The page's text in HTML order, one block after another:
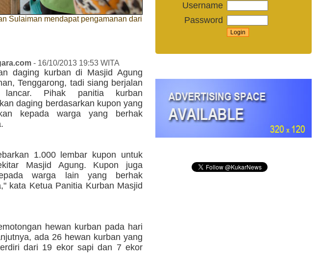
Sulaiman mendapat pengamanan dari
- 16/10/2013 19:53 WITA
daging kurban di Masjid Agung
Tenggarong, tadi siang berjalan
Pihak panitia kurban
daging berdasarkan kupon yang
kepada warga yang berhak
1.000 lembar kupon untuk
Masjid Agung. Kupon juga
warga lain yang berhak
kata Ketua Panitia Kurban Masjid
hewan kurban pada hari
ada 26 hewan kurban yang
dari 19 ekor sapi dan 7 ekor
Username
Password